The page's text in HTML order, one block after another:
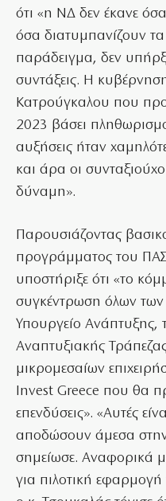
ότι «η ΝΔ δεν έκανε
όσα διατυμπανίζουν τα
παράδειγμα, δεν
συντάξεις. Η
Κατρούγκαλου που
2023 βάσει
αυξήσεις ήταν
και άρα οι
δύναμη».
Παρουσιάζοντας
προγράμματος του
υποστήριξε ότι «το
συγκέντρωση όλων των
Υπουργείο Ανάπτυξης,
Αναπτυξιακής
μικρομεσαίων
Invest Greece που θα
επενδύσεις». «Αυτές
αποδώσουν άμεσα
σημείωσε. Αναφορικά
για πιλοτική